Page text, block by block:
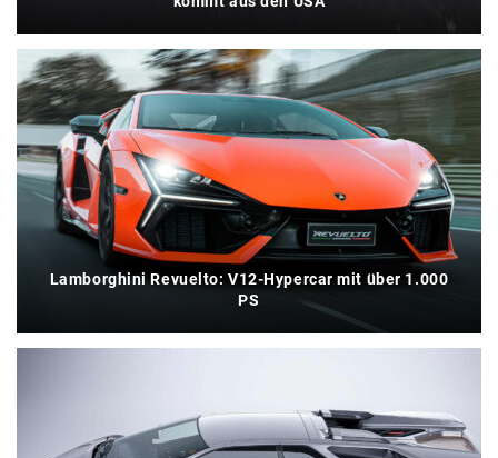
Lamborghini Revuelto: V12-Hypercar mit über 1.000
PS